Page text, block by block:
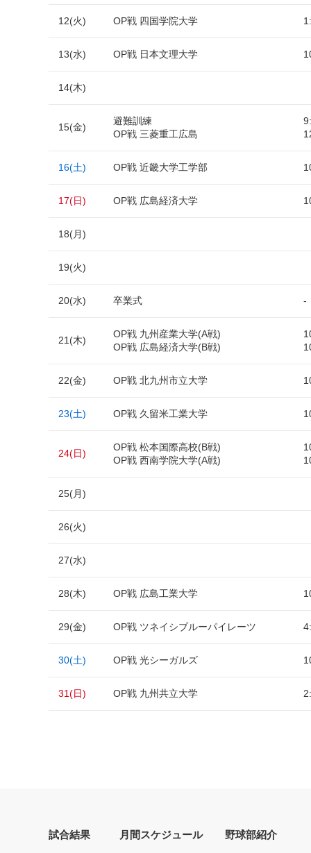
12(火) OP戦 四国学院大学
13(水) OP戦 日本文理大学
14(木)
15(金)
避難訓練
OP戦 三菱重工広島
16(土) OP戦 近畿大学工学部
17(日) OP戦 広島経済大学
18(月)
19(火)
20(水) 卒業式 -
21(木)
OP戦 九州産業大学(A戦)
OP戦 広島経済大学(B戦)
22(金) OP戦 北九州市立大学
23(土) OP戦 久留米工業大学
24(日)
OP戦 松本国際高校(B戦)
OP戦 西南学院大学(A戦)
25(月)
26(火)
27(水)
28(木) OP戦 広島工業大学
29(金) OP戦 ツネイシブルーパイレーツ
30(土) OP戦 光シーガルズ
31(日) OP戦 九州共立大学
試合結果 月間スケジュール 野球部紹介